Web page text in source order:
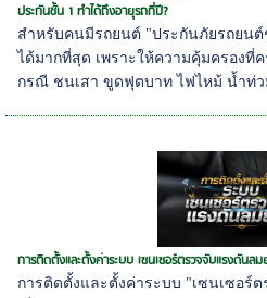
ประกันชั้น 1 ทำได้ถึงอายุรถกี่ปี?
สำหรับคนมีรถยนต์ "ประกันภัยรถยนต์
ได้มากที่สุด เพราะให้ความคุ้มครองที่
กรณี ชนเสา ขูดฟุตบาท ไฟไหม้ น้ำท่ว
การติดตั้งและตั้งค่าระบบ เซนเซอร์ตรวจจับแรงดันลม
การติดตั้งและตั้งค่าระบบ "เซนเซอร์